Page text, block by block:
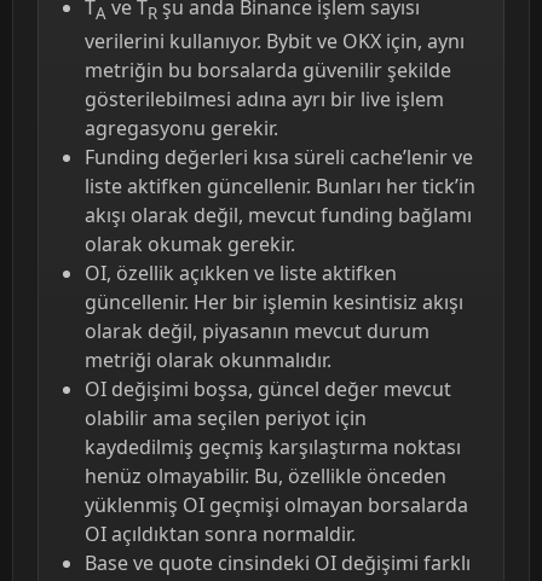
TA ve TR şu anda Binance işlem sayısı
verilerini kullanıyor. Bybit ve OKX için, aynı
metriğin bu borsalarda güvenilir şekilde
gösterilebilmesi adına ayrı bir live işlem
agregasyonu gerekir.
Funding değerleri kısa süreli cache’lenir ve
liste aktifken güncellenir. Bunları her tick’in
akışı olarak değil, mevcut funding bağlamı
olarak okumak gerekir.
OI, özellik açıkken ve liste aktifken
güncellenir. Her bir işlemin kesintisiz akışı
olarak değil, piyasanın mevcut durum
metriği olarak okunmalıdır.
OI değişimi boşsa, güncel değer mevcut
olabilir ama seçilen periyot için
kaydedilmiş geçmiş karşılaştırma noktası
henüz olmayabilir. Bu, özellikle önceden
yüklenmiş OI geçmişi olmayan borsalarda
OI açıldıktan sonra normaldir.
Base ve quote cinsindeki OI değişimi farklı